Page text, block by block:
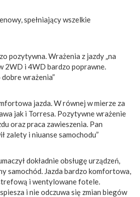
spełniający wszelkie
pozytywna. Wrażenia z jazdy „na
2WD i 4WD bardzo poprawne.
wrażenia”
jazda. W równej w mierze za
jak i Torresa. Pozytywne wrażenie
oraz praca zawieszenia. Pan
zalety i niuanse samochodu”
dokładnie obsługę urządzeń,
samochód. Jazda bardzo komfortowa,
i wentylowane fotele.
i nie odczuwa się zmian biegów